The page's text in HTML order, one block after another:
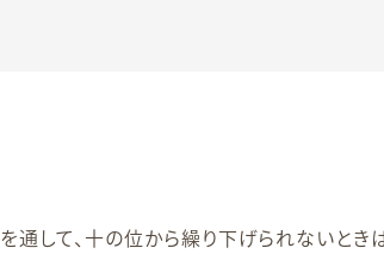
して、十の位から繰り下げられないとき